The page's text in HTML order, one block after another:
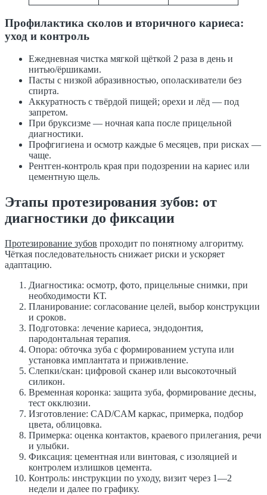
Профилактика сколов и вторичного кариеса:
уход и контроль
Ежедневная чистка мягкой щёткой 2 раза в день и
нитью/ёршиками.
Пасты с низкой абразивностью, ополаскиватели без
спирта.
Аккуратность с твёрдой пищей; орехи и лёд — под
запретом.
При бруксизме — ночная капа после прицельной
диагностики.
Профгигиена и осмотр каждые 6 месяцев, при рисках —
чаще.
Рентген-контроль края при подозрении на кариес или
цементную щель.
Этапы протезирования зубов: от
диагностики до фиксации
Протезирование зубов проходит по понятному алгоритму.
Чёткая последовательность снижает риски и ускоряет
адаптацию.
Диагностика: осмотр, фото, прицельные снимки, при
необходимости КТ.
Планирование: согласование целей, выбор конструкции
и сроков.
Подготовка: лечение кариеса, эндодонтия,
пародонтальная терапия.
Опора: обточка зуба с формированием уступа или
установка имплантата и приживление.
Слепки/скан: цифровой сканер или высокоточный
силикон.
Временная коронка: защита зуба, формирование десны,
тест окклюзии.
Изготовление: CAD/CAM каркас, примерка, подбор
цвета, облицовка.
Примерка: оценка контактов, краевого прилегания, речи
и улыбки.
Фиксация: цементная или винтовая, с изоляцией и
контролем излишков цемента.
Контроль: инструкции по уходу, визит через 1—2
недели и далее по графику.